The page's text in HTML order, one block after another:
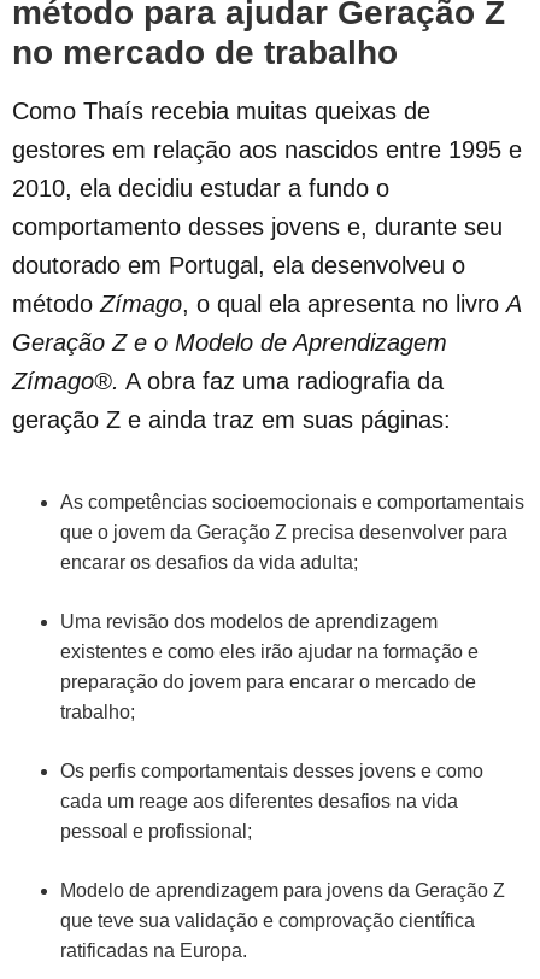
método para ajudar Geração Z
no mercado de trabalho
Como Thaís recebia muitas queixas de
gestores em relação aos nascidos entre 1995 e
2010, ela decidiu estudar a fundo o
comportamento desses jovens e, durante seu
doutorado em Portugal, ela desenvolveu o
método Zímago, o qual ela apresenta no livroA
Geração Z e o Modelo de Aprendizagem
Zímago®. A obra faz uma radiografia da
geração Z e ainda traz em suas páginas:
As competências socioemocionais e comportamentais
que o jovem da Geração Z precisa desenvolver para
encarar os desafios da vida adulta;
Uma revisão dos modelos de aprendizagem
existentes e como eles irão ajudar na formação e
preparação do jovem para encarar o mercado de
trabalho;
Os perfis comportamentais desses jovens e como
cada um reage aos diferentes desafios na vida
pessoal e profissional;
Modelo de aprendizagem para jovens da Geração Z
que teve sua validação e comprovação científica
ratificadas na Europa.